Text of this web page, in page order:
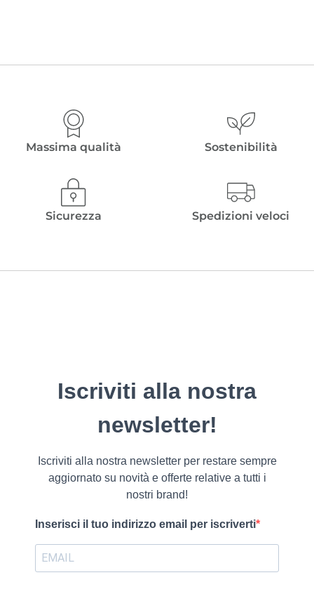
Massima qualità Sostenibilità
Sicurezza Spedizioni veloci
Iscriviti alla nostra
newsletter!
Iscriviti alla nostra newsletter per restare sempre
aggiornato su novità e offerte relative a tutti i
nostri brand!
Inserisci il tuo indirizzo email per iscriverti